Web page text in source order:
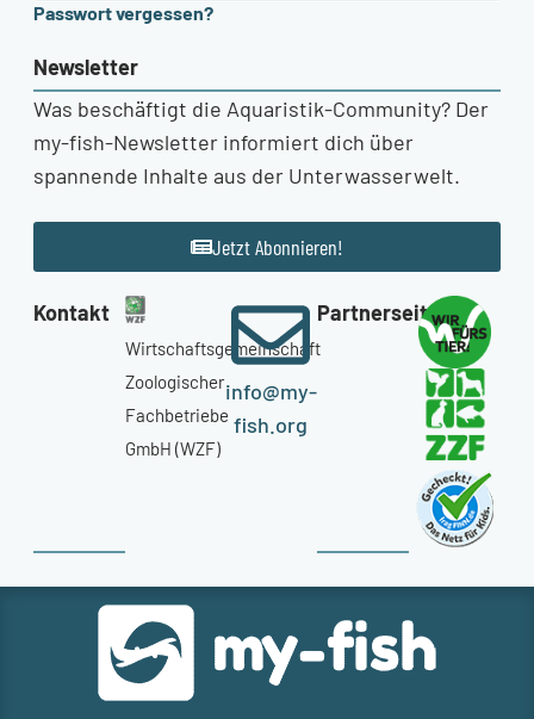
Passwort vergessen?
Newsletter
Was beschäftigt die Aquaristik-Community? Der
my-fish-Newsletter informiert dich über
spannende Inhalte aus der Unterwasserwelt.
Jetzt Abonnieren!
Kontakt
Wirtschaftsgemeinschaft
Zoologischer
Fachbetriebe
GmbH (WZF)
info@my-
fish.org
Partnerseiten